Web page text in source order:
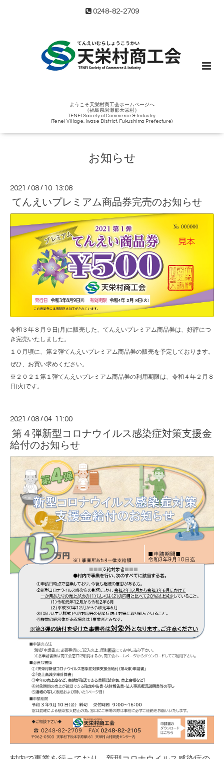
0248-82-2709
ようこそ天栄村商工会ホームページへ
（福島県岩瀬郡天栄村）
TENEI Society of Commerce & Industry
(Tenei Village, Iwase District, Fukushima Prefecture)
お知らせ
2021 /08 / 10 13:08
てんえいプレミアム商品券完売のお知らせ
令和３年８月９日(月)に販売した、てんえいプレミアム商品券は、好評につ
き完売いたしました。
１０月頃に、第２弾てんえいプレミアム商品券の販売を予定しております。
ぜひ、お買い求めください。
※２０２１第１弾てんえいプレミアム商品券の利用期限は、令和４年２月８
日(火)です。
2021 /08 /04 11:00
第４弾新型コロナウイルス感染症対策支援金
給付のお知らせ